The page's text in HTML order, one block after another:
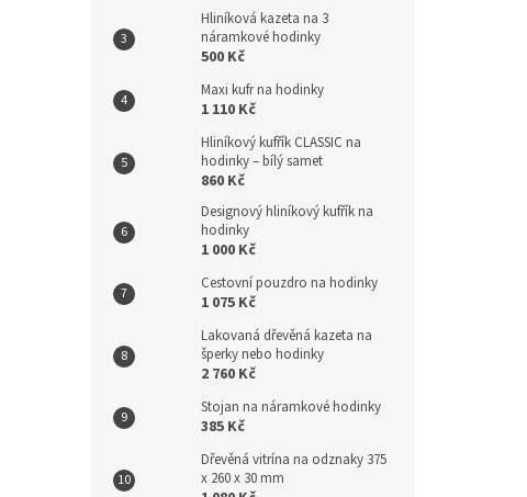
Hliníková kazeta na 3
náramkové hodinky
500 Kč
Maxi kufr na hodinky
1 110 Kč
Hliníkový kufřík CLASSIC na
hodinky – bílý samet
860 Kč
Designový hliníkový kufřík na
hodinky
1 000 Kč
Cestovní pouzdro na hodinky
1 075 Kč
Lakovaná dřevěná kazeta na
šperky nebo hodinky
2 760 Kč
Stojan na náramkové hodinky
385 Kč
Dřevěná vitrína na odznaky 375
x 260 x 30 mm